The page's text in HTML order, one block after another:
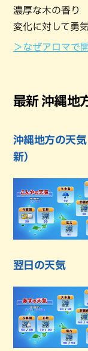
濃厚な木の香り
変化に対して勇
＞なぜアロマで
最新 沖縄地
沖縄地方の天
新）
翌日の天気